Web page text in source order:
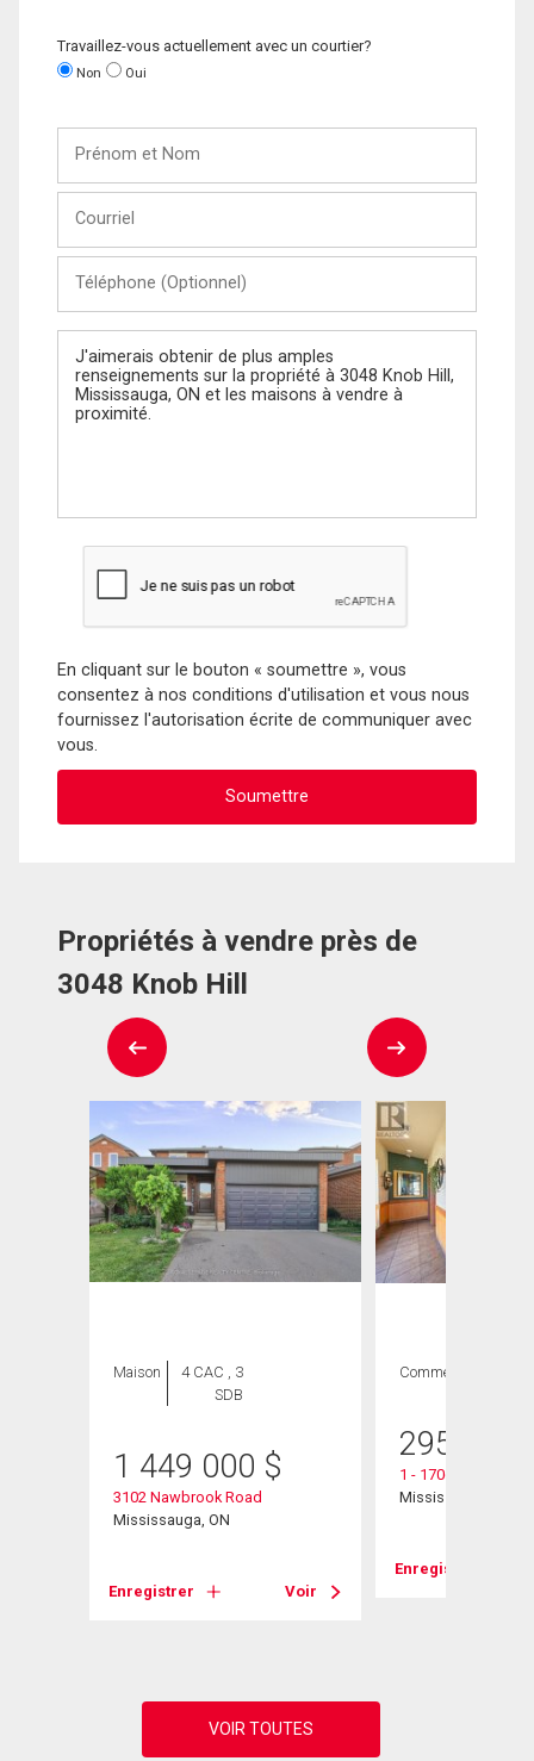
Travaillez-vous actuellement avec un courtier?
Non Oui
Nom
(Optionnel)
Message
En cliquant sur le bouton « soumettre », vous
consentez à nos conditions d'utilisation et vous nous
fournissez l'autorisation écrite de communiquer avec
vous.
Propriétés à vendre près de
3048 Knob Hill
Maison
4 CAC , 3
SDB
1 449 000 $
3102 Nawbrook Road
Mississauga, ON
Enregistrer Voir
Commercial
295 000
1 - 1706 Dundas
Mississauga, ON
Enregistrer